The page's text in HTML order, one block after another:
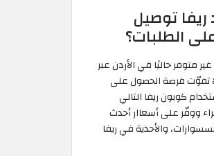
توصيل
الطلبات؟
متوفر حاليًا في الأردن عبر
تفوّت فرصة الحصول على
ووفّر على أسعاار أحدث
والأحذية في ريفا